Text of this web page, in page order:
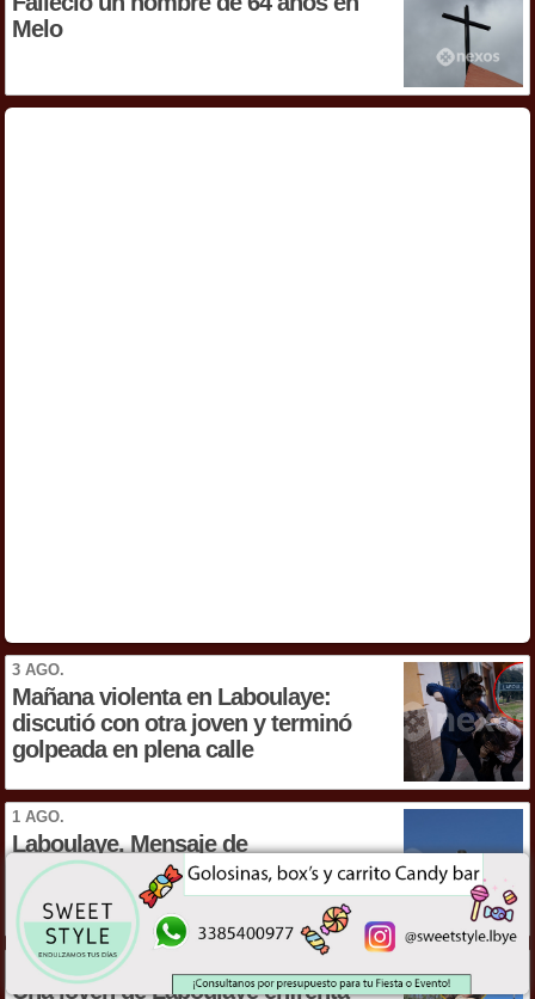
Melo
3 AGO.
Mañana violenta en Laboulaye:
discutió con otra joven y terminó
golpeada en plena calle
1 AGO.
Laboulaye. Mensaje de
acompañamiento ante una pérdida
familiar
3 AGO.
Una joven de Laboulaye enfrenta